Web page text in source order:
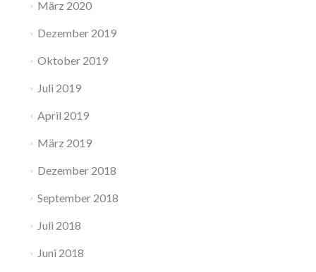
März 2020
Dezember 2019
Oktober 2019
Juli 2019
April 2019
März 2019
Dezember 2018
September 2018
Juli 2018
Juni 2018